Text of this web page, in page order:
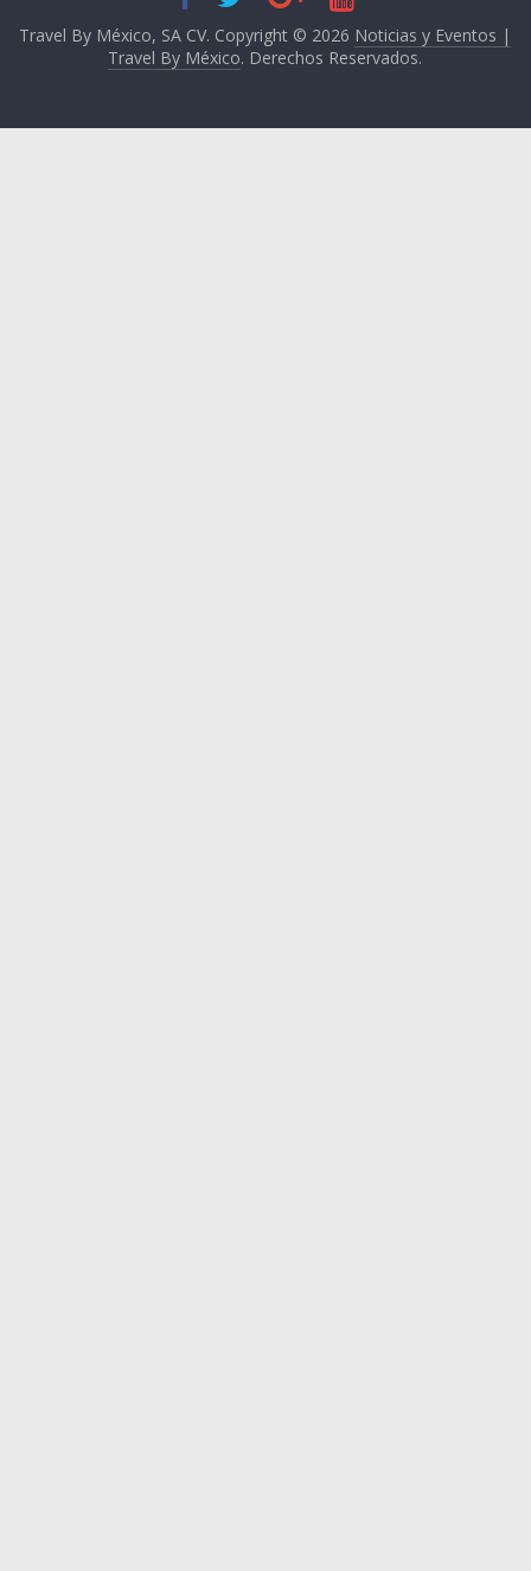
Travel By México, SA CV. Copyright © 2026 Noticias y Eventos |
Travel By México. Derechos Reservados.